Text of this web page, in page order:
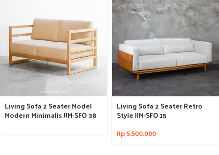
Living Sofa 2 Seater Model
Modern Minimalis JJM-SFO 38
Living Sofa 2 Seater Retro
Style JJM-SFO 15
Rp5.500.000